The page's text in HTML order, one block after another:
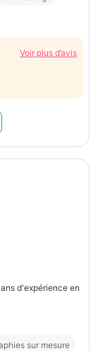
Voir plus d’avis
d'expérience en
sur mesure